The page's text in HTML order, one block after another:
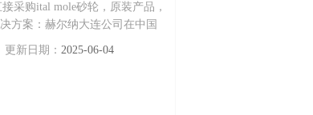
采购ital mole砂轮，原装产品，
方案：赫尔纳大连公司在中国
更新日期：2025-06-04